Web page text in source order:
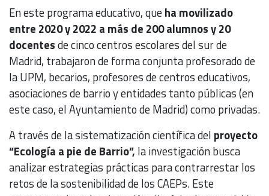
En este programa educativo, queha movilizado
entre 2020 y 2022 a más de 200 alumnos y 20
docentesde cinco centros escolares del sur de
Madrid, trabajaron de forma conjunta profesorado de
la UPM, becarios, profesores de centros educativos,
asociaciones de barrio y entidades tanto públicas (en
este caso, el Ayuntamiento de Madrid) como privadas.
A través de la sistematización científica del proyecto
“Ecología a pie de Barrio”, la investigación busca
analizar estrategias prácticas para contrarrestar los
retos de la sostenibilidad de los CAEPs. Este